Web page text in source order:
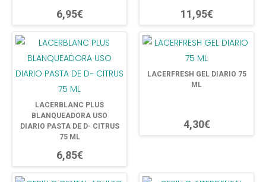
6,95€ 11,95€
LACERBLANC PLUS
BLANQUEADORA USO
DIARIO PASTA DE D- CITRUS
75 ML
6,85€
LACERFRESH GEL DIARIO 75
ML
4,30€